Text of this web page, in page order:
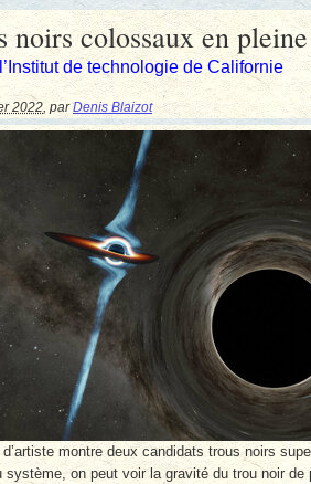
noirs colossaux en
de technologie de Californie
2022 parDenis Blaizot
montre deux candidats trous noirs
système, on peut voir la gravité du trou noir